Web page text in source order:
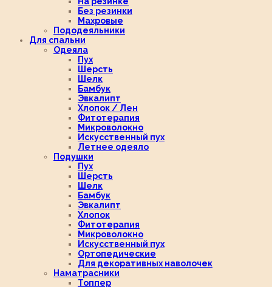
Без резинки
Махровые
Пододеяльники
Для спальни
Одеяла
Пух
Шерсть
Шелк
Бамбук
Эвкалипт
Хлопок / Лен
Фитотерапия
Микроволокно
Искусственный пух
Летнее одеяло
Подушки
Пух
Шерсть
Шелк
Бамбук
Эвкалипт
Хлопок
Фитотерапия
Микроволокно
Искусственный пух
Ортопедические
Для декоративных наволочек
Наматрасники
Топпер